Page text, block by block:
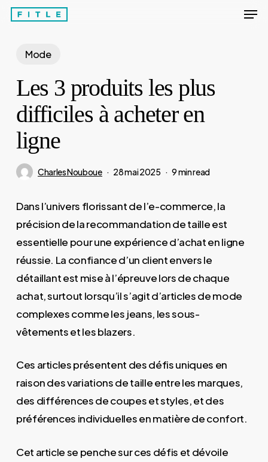
Skip
content
Mode
Les 3 produits les plus
difficiles à acheter en
ligne
Charles Nouboue 28 mai 2025 9 min read
Dans l’univers florissant de l’e-commerce, la
précision de la recommandation de taille est
essentielle pour une expérience d’achat en ligne
réussie. La confiance d’un client envers le
détaillant est mise à l’épreuve lors de chaque
achat, surtout lorsqu’il s’agit d’articles de mode
complexes comme les jeans, les sous-
vêtements et les blazers.
Ces articles présentent des défis uniques en
raison des variations de taille entre les marques,
des différences de coupes et styles, et des
préférences individuelles en matière de confort.
Cet article se penche sur ces défis et dévoile